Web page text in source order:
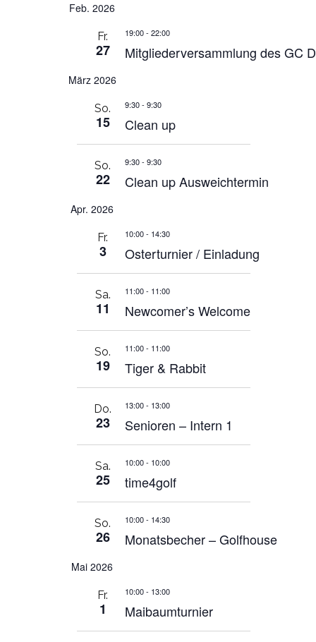
Feb. 2026
Fr.
27
19:00- 22:00
Mitgliederversammlung des GC
März 2026
So.
15
9:30- 9:30
Clean up
So.
22
9:30- 9:30
Clean up Ausweichtermin
Apr. 2026
Fr.
3
10:00- 14:30
Osterturnier / Einladung
Sa.
11
11:00- 11:00
Newcomer’s Welcome
So.
19
11:00- 11:00
Tiger & Rabbit
Do.
23
13:00- 13:00
Senioren – Intern 1
Sa.
25
10:00- 10:00
time4golf
So.
26
10:00- 14:30
Monatsbecher – Golfhouse
Mai 2026
Fr.
1
10:00- 13:00
Maibaumturnier